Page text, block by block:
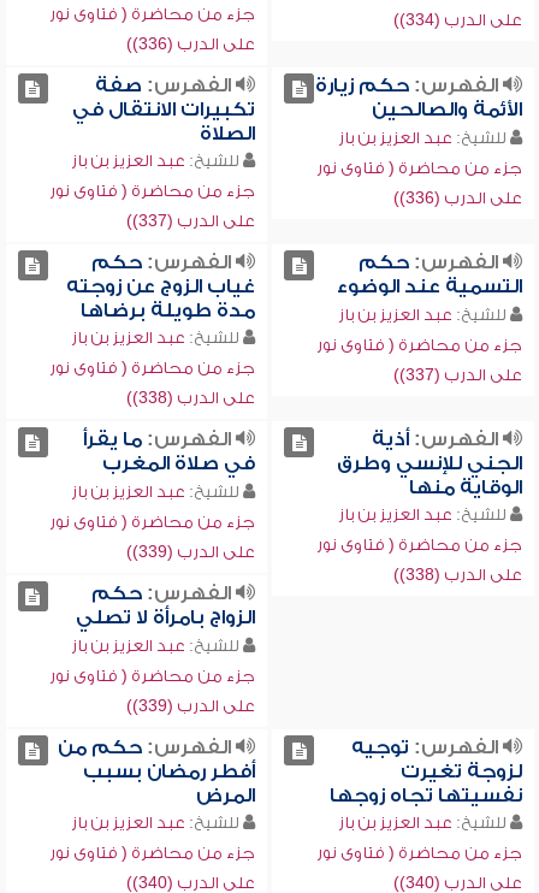
على الدرب (334))
جزء من محاضرة ( فتاوى نور
على الدرب (336))
الفهرس:حكم زيارة
الأئمة والصالحين
للشيخ: عبد العزيز بن باز
جزء من محاضرة ( فتاوى نور
على الدرب (336))
الفهرس: صفة
تكبيرات الانتقال في
الصلاة
للشيخ: عبد العزيز بن باز
جزء من محاضرة ( فتاوى نور
على الدرب (337))
الفهرس:حكم
التسمية عند الوضوء
للشيخ: عبد العزيز بن باز
جزء من محاضرة ( فتاوى نور
على الدرب (337))
الفهرس:حكم
غياب الزوج عن زوجته
مدة طويلة برضاها
للشيخ: عبد العزيز بن باز
جزء من محاضرة ( فتاوى نور
على الدرب (338))
الفهرس:أذية
الجني للإنسي وطرق
الوقاية منها
للشيخ: عبد العزيز بن باز
جزء من محاضرة ( فتاوى نور
على الدرب (338))
الفهرس:ما يقرأ
في صلاة المغرب
للشيخ: عبد العزيز بن باز
جزء من محاضرة ( فتاوى نور
على الدرب (339))
الفهرس:حكم
الزواج بامرأة لا تصلي
للشيخ: عبد العزيز بن باز
جزء من محاضرة ( فتاوى نور
على الدرب (339))
الفهرس: توجيه
لزوجة تغيرت
نفسيتها تجاه زوجها
للشيخ: عبد العزيز بن باز
جزء من محاضرة ( فتاوى نور
على الدرب (340))
الفهرس:حكم من
أفطر رمضان بسبب
المرض
للشيخ: عبد العزيز بن باز
جزء من محاضرة ( فتاوى نور
على الدرب (340))